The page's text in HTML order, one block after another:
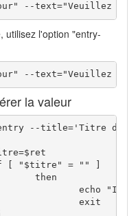
--text="Veuillez
utilisez l'option "entry-
--text="Veuillez
la valeur